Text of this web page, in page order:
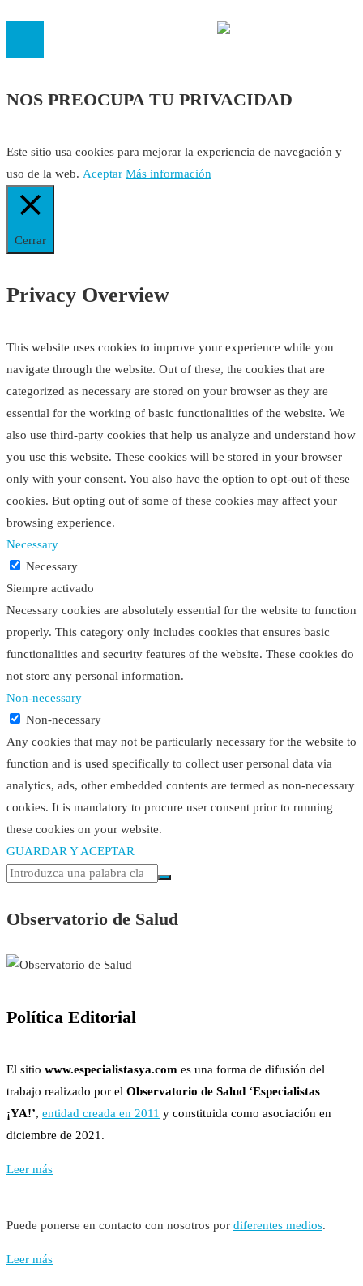
NOS PREOCUPA TU PRIVACIDAD
Este sitio usa cookies para mejorar la experiencia de navegación y
uso de la web. Aceptar Más información
Cerrar
Privacy Overview
This website uses cookies to improve your experience while you
navigate through the website. Out of these, the cookies that are
categorized as necessary are stored on your browser as they are
essential for the working of basic functionalities of the website. We
also use third-party cookies that help us analyze and understand how
you use this website. These cookies will be stored in your browser
only with your consent. You also have the option to opt-out of these
cookies. But opting out of some of these cookies may affect your
browsing experience.
Necessary
Necessary
Siempre activado
Necessary cookies are absolutely essential for the website to function
properly. This category only includes cookies that ensures basic
functionalities and security features of the website. These cookies do
not store any personal information.
Non-necessary
Non-necessary
Any cookies that may not be particularly necessary for the website to
function and is used specifically to collect user personal data via
analytics, ads, other embedded contents are termed as non-necessary
cookies. It is mandatory to procure user consent prior to running
these cookies on your website.
GUARDAR Y ACEPTAR
Observatorio de Salud
Política Editorial
El sitio www.especialistasya.com es una forma de difusión del
trabajo realizado por el Observatorio de Salud ‘Especialistas
¡YA!’, entidad creada en 2011 y constituida como asociación en
diciembre de 2021.
Leer más
Puede ponerse en contacto con nosotros por diferentes medios.
Leer más